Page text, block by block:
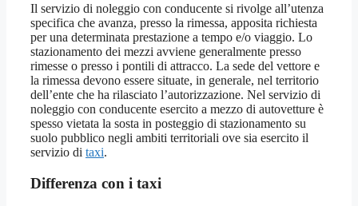
Il servizio di noleggio con conducente si rivolge all’utenza
specifica che avanza, presso la rimessa, apposita richiesta
per una determinata prestazione a tempo e/o viaggio. Lo
stazionamento dei mezzi avviene generalmente presso
rimesse o presso i pontili di attracco. La sede del vettore e
la rimessa devono essere situate, in generale, nel territorio
dell’ente che ha rilasciato l’autorizzazione. Nel servizio di
noleggio con conducente esercito a mezzo di autovetture è
spesso vietata la sosta in posteggio di stazionamento su
suolo pubblico negli ambiti territoriali ove sia esercito il
servizio di taxi.
Differenza con i taxi